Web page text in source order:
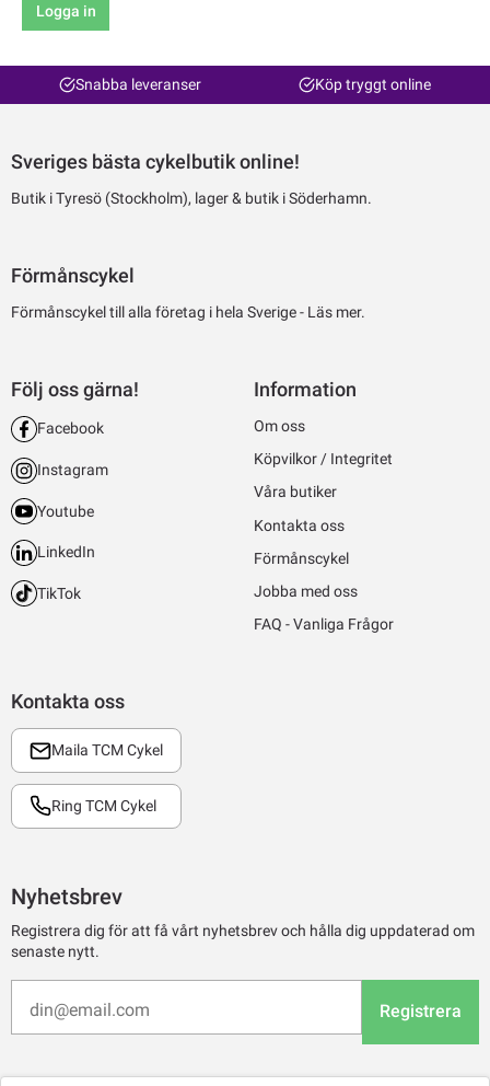
Logga in
Snabba leveranser Köp tryggt online
Sveriges bästa cykelbutik online!
Butik i Tyresö (Stockholm), lager & butik i Söderhamn.
Förmånscykel
Förmånscykel till alla företag i hela Sverige - Läs mer.
Kontakta oss
Maila TCM Cykel
Ring TCM Cykel
Följ oss gärna!
Facebook
Instagram
Youtube
LinkedIn
TikTok
Information
Om oss
Köpvilkor / Integritet
Våra butiker
Kontakta oss
Förmånscykel
Jobba med oss
FAQ - Vanliga Frågor
Nyhetsbrev
Registrera dig för att få vårt nyhetsbrev och hålla dig uppdaterad om
senaste nytt.
Registrera